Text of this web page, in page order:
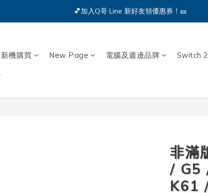
🔥iPhone 17 全系列熱銷中🔥點我購買 — !
💕加入Q哥 Line 新好友領優惠券！🎫
新機購買 New Page 電腦及週邊品牌 Switch
非滿
/ G5
K61